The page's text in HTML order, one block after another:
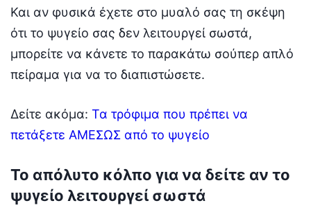
Και αν φυσικά έχετε στο μυαλό σας τη σκέψη
ότι το ψυγείο σας δεν λειτουργεί σωστά,
μπορείτε να κάνετε το παρακάτω σούπερ απλό
πείραμα για να το διαπιστώσετε.
Δείτε ακόμα: Τα τρόφιμα που πρέπει να
πετάξετε ΑΜΕΣΩΣ από το ψυγείο
Το απόλυτο κόλπο για να δείτε αν το
ψυγείο λειτουργεί σωστά